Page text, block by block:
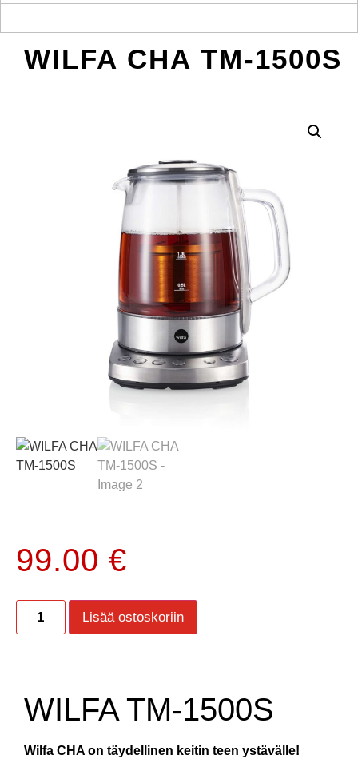
WILFA CHA TM-1500S
99.00 €
Lisää ostoskoriin
WILFA TM-1500S
Wilfa CHA on täydellinen keitin teen ystävälle!